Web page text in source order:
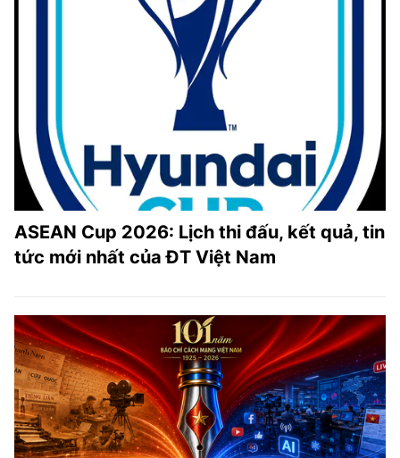
ASEAN Cup 2026: Lịch thi đấu, kết quả, tin
tức mới nhất của ĐT Việt Nam